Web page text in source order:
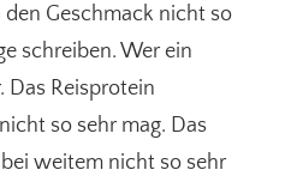
Geschmack nicht so
schreiben. Wer ein
Das Reisprotein
so sehr mag. Das
weitem nicht so sehr